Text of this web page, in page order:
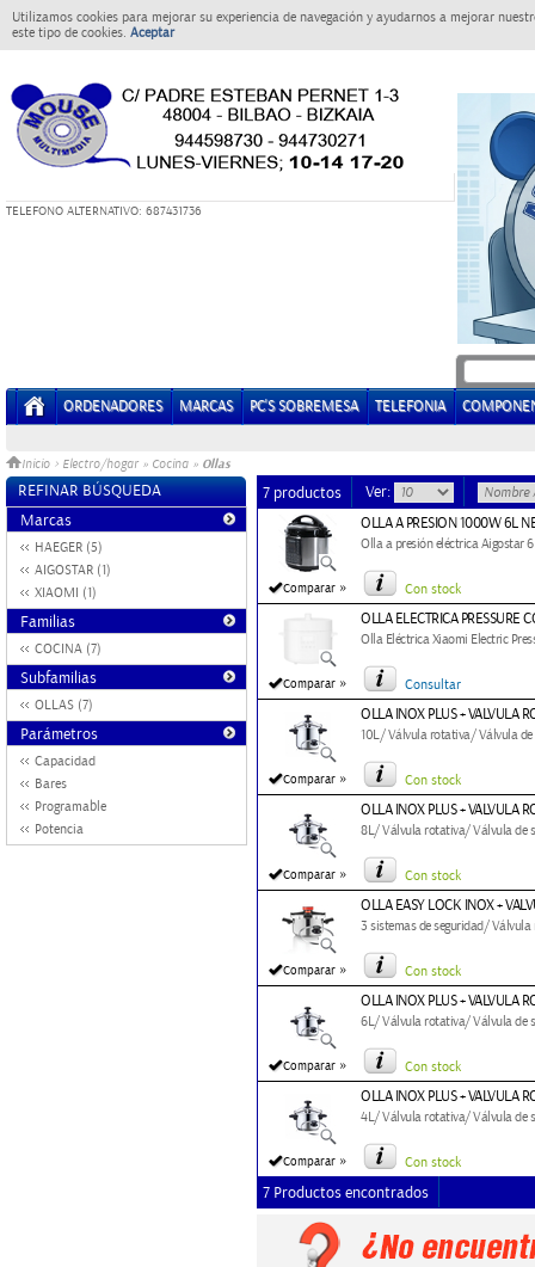
Utilizamos cookies para mejorar su experiencia de navegación y ayudarnos a mejorar
este tipo de cookies. Aceptar
TELEFONO ALTERNATIVO: 687431736
ORDENADORES MARCAS PC'S SOBREMESA TELEFONIA
Inicio > Electro/hogar » Cocina » Ollas
REFINAR BÚSQUEDA
Marcas
HAEGER (5)
AIGOSTAR (1)
XIAOMI (1)
Familias
COCINA (7)
Subfamilias
OLLAS (7)
Parámetros
Capacidad
Bares
Programable
Potencia
7 productos Ver:
Comparar »
OLLA A PRESION 1000W 6L
Olla a presión eléctrica Aigostar
Con stock
Comparar »
OLLA ELECTRICA PRESSURE
Olla Eléctrica Xiaomi Electric
Consultar
Comparar »
OLLA INOX PLUS + VALVULA
10L/ Válvula rotativa/ Válvula
Con stock
Comparar »
OLLA INOX PLUS + VALVULA
8L/ Válvula rotativa/ Válvula de
Con stock
Comparar »
OLLA EASY LOCK INOX +
3 sistemas de seguridad/
Con stock
Comparar »
OLLA INOX PLUS + VALVULA
6L/ Válvula rotativa/ Válvula de
Con stock
Comparar »
OLLA INOX PLUS + VALVULA
4L/ Válvula rotativa/ Válvula de
Con stock
7 Productos encontrados